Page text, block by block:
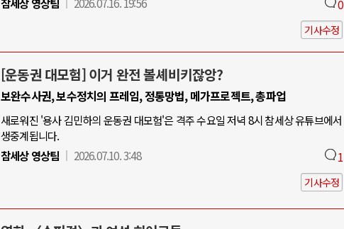
0
기사수정
[운동권 대모험] 이거 완전 볼셰비키잖앙?
보완수사권, 보수정치의 프레임, 정통망법, 메가프로젝트, 총파업
새로워진 '용사 김민하의 운동권 대모험'은 격주 수요일 저녁 8시 참세상 유튜브에서
생중계됩니다.
참세상 영상팀
2026.07.10. 3:48 1
기사수정